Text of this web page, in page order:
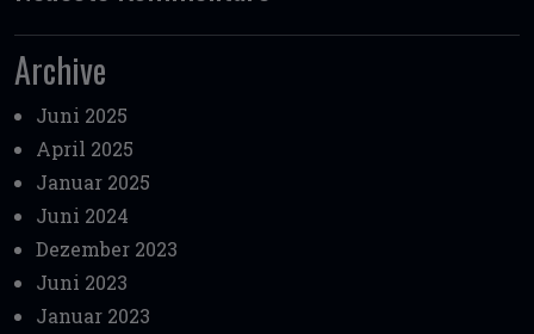
Archive
Juni 2025
April 2025
Januar 2025
Juni 2024
Dezember 2023
Juni 2023
Januar 2023